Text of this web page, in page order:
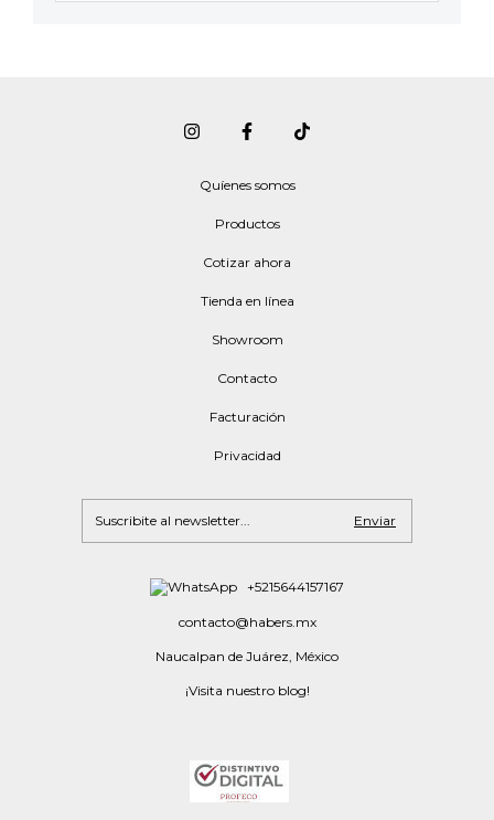
Quíenes somos
Productos
Cotizar ahora
Tienda en línea
Showroom
Contacto
Facturación
Privacidad
+5215644157167
contacto@habers.mx
Naucalpan de Juárez, México
¡Visita nuestro blog!